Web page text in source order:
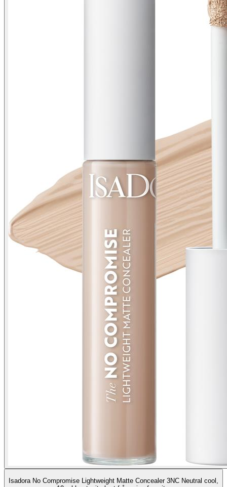
Isadora No Compromise Lightweight Matte Concealer 3NC Neutral cool,